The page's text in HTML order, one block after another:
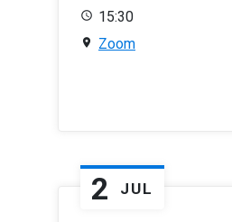
15:30
Zoom
2 JUL